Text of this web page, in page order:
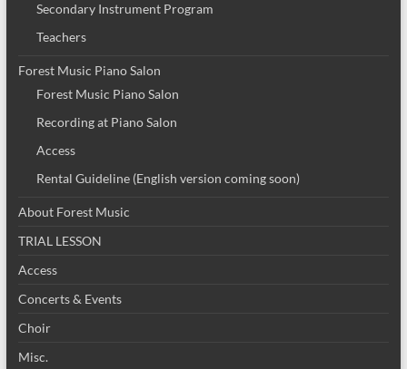
Secondary Instrument Program
Teachers
Forest Music Piano Salon
Forest Music Piano Salon
Recording at Piano Salon
Access
Rental Guideline (English version coming soon)
About Forest Music
TRIAL LESSON
Access
Concerts & Events
Choir
Misc.